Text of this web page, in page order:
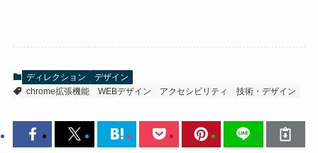
ディレクション
デザイン
chrome拡張機能
WEBデザイン アクセシビリティ 技術・デザイン